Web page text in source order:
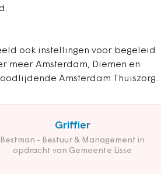
ook instellingen voor begeleid
meer Amsterdam, Diemen en
Amsterdam Thuiszorg.
Griffier
Bestman - Bestuur & Management in
opdracht van Gemeente Lisse